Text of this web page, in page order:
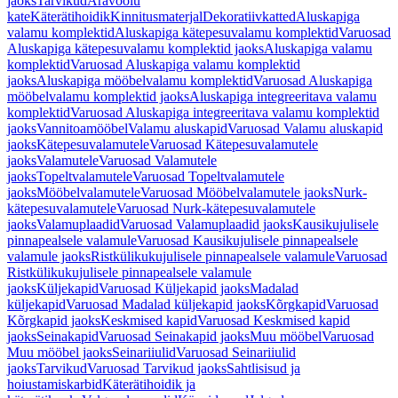
kateKäterätihoidikKinnitusmaterjalDekoratiivkattedAluskapiga
valamu komplektidAluskapiga kätepesuvalamu komplektidVaruosad
Aluskapiga kätepesuvalamu komplektid jaoksAluskapiga valamu
komplektidVaruosad Aluskapiga valamu komplektid
jaoksAluskapiga mööbelvalamu komplektidVaruosad Aluskapiga
mööbelvalamu komplektid jaoksAluskapiga integreeritava valamu
komplektidVaruosad Aluskapiga integreeritava valamu komplektid
jaoksVannitoamööbelValamu aluskapidVaruosad Valamu aluskapid
jaoksKätepesuvalamuteleVaruosad Kätepesuvalamutele
jaoksValamuteleVaruosad Valamutele
jaoksTopeltvalamuteleVaruosad Topeltvalamutele
jaoksMööbelvalamuteleVaruosad Mööbelvalamutele jaoksNurk-
kätepesuvalamuteleVaruosad Nurk-kätepesuvalamutele
jaoksValamuplaadidVaruosad Valamuplaadid jaoksKausikujulisele
pinnapealsele valamuleVaruosad Kausikujulisele pinnapealsele
valamule jaoksRistkülikukujulisele pinnapealsele valamuleVaruosad
Ristkülikukujulisele pinnapealsele valamule
jaoksKüljekapidVaruosad Küljekapid jaoksMadalad
küljekapidVaruosad Madalad küljekapid jaoksKõrgkapidVaruosad
Kõrgkapid jaoksKeskmised kapidVaruosad Keskmised kapid
jaoksSeinakapidVaruosad Seinakapid jaoksMuu mööbelVaruosad
Muu mööbel jaoksSeinariiulidVaruosad Seinariiulid
jaoksTarvikudVaruosad Tarvikud jaoksSahtlisisud ja
hoiustamiskarbidKäterätihoidik ja